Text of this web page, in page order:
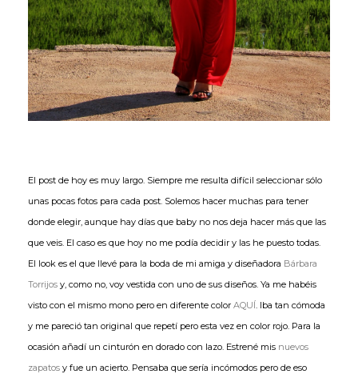
El post de hoy es muy largo. Siempre me resulta difícil seleccionar sólo
unas pocas fotos para cada post. Solemos hacer muchas para tener
donde elegir, aunque hay días que baby no nos deja hacer más que las
que veis. El caso es que hoy no me podía decidir y las he puesto todas.
El look es el que llevé para la boda de mi amiga y diseñadora Bárbara
Torrijos y, como no, voy vestida con uno de sus diseños. Ya me habéis
visto con el mismo mono pero en diferente color AQUÍ. Iba tan cómoda
y me pareció tan original que repetí pero esta vez en color rojo. Para la
ocasión añadí un cinturón en dorado con lazo. Estrené mis nuevos
zapatos y fue un acierto. Pensaba que sería incómodos pero de eso